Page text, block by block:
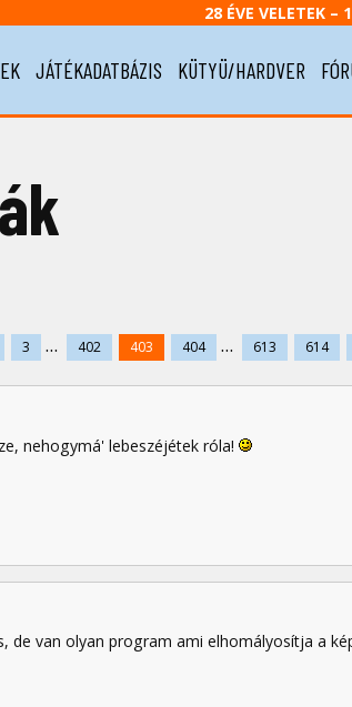
28 ÉVE VELETEK –
JÁTÉKADATBÁZIS KÜTYÜ/HARDVER
3 ... 402 403 404 ... 613 614
nehogymá' lebeszéjétek róla!
de van olyan program ami elhomályosítja a